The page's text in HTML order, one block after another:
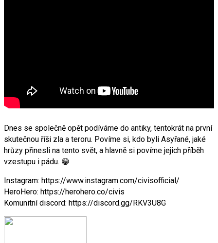
Dnes se společně opět podíváme do antiky, tentokrát na první
skutečnou říši zla a teroru. Povíme si, kdo byli Asyřané, jaké
hrůzy přinesli na tento svět, a hlavně si povíme jejich příběh
vzestupu i pádu. 😁⁣
Instagram: https://www.instagram.com/civisofficial/
HeroHero: https://herohero.co/civis
Komunitní discord: https://discord.gg/RKV3U8G